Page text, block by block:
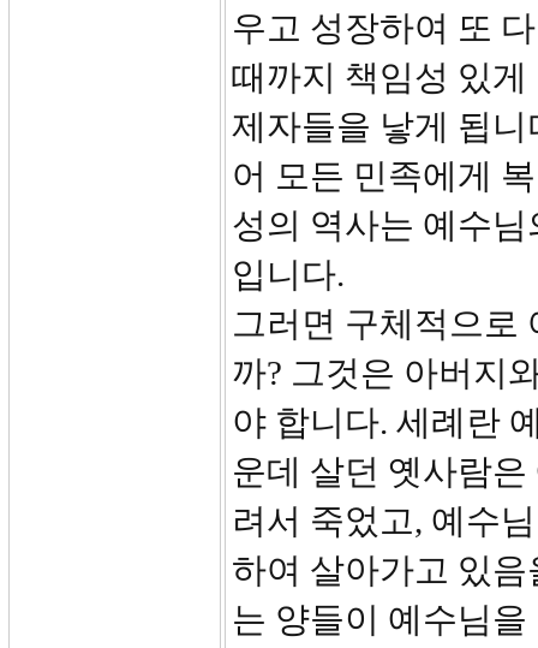
우고 성장하여 또
때까지 책임성 있
제자들을 낳게 됩
어 모든 민족에게
성의 역사는 예수
입니다.
그러면 구체적으로
까? 그것은 아버지
야 합니다. 세례란
운데 살던 옛사람
려서 죽었고, 예수
하여 살아가고 있
는 양들이 예수님